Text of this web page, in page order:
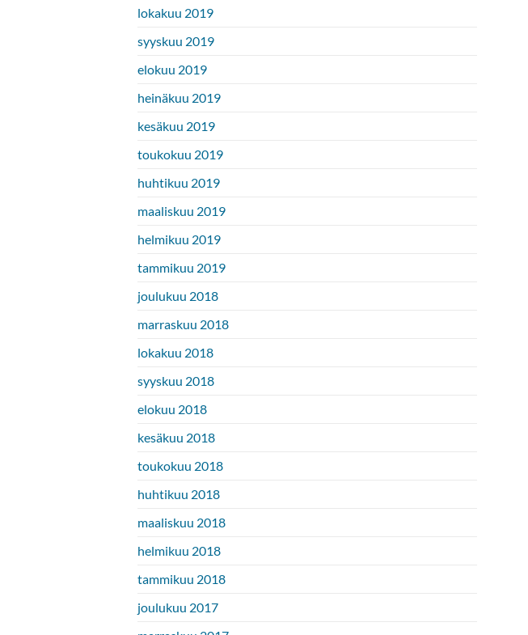
lokakuu 2019
syyskuu 2019
elokuu 2019
heinäkuu 2019
kesäkuu 2019
toukokuu 2019
huhtikuu 2019
maaliskuu 2019
helmikuu 2019
tammikuu 2019
joulukuu 2018
marraskuu 2018
lokakuu 2018
syyskuu 2018
elokuu 2018
kesäkuu 2018
toukokuu 2018
huhtikuu 2018
maaliskuu 2018
helmikuu 2018
tammikuu 2018
joulukuu 2017